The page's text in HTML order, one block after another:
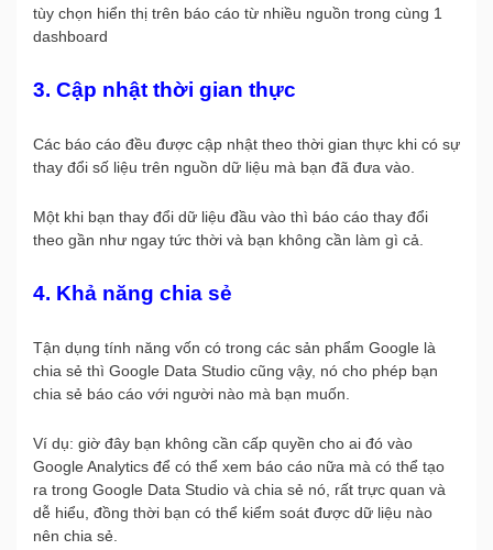
tùy chọn hiển thị trên báo cáo từ nhiều nguồn trong cùng 1
dashboard
3. Cập nhật thời gian thực
Các báo cáo đều được cập nhật theo thời gian thực khi có sự
thay đổi số liệu trên nguồn dữ liệu mà bạn đã đưa vào.
Một khi bạn thay đổi dữ liệu đầu vào thì báo cáo thay đổi
theo gần như ngay tức thời và bạn không cần làm gì cả.
4. Khả năng chia sẻ
Tận dụng tính năng vốn có trong các sản phẩm Google là
chia sẻ thì Google Data Studio cũng vậy, nó cho phép bạn
chia sẻ báo cáo với người nào mà bạn muốn.
Ví dụ: giờ đây bạn không cần cấp quyền cho ai đó vào
Google Analytics để có thể xem báo cáo nữa mà có thể tạo
ra trong Google Data Studio và chia sẻ nó, rất trực quan và
dễ hiểu, đồng thời bạn có thể kiểm soát được dữ liệu nào
nên chia sẻ.